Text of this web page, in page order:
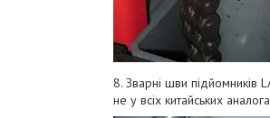
8. Звapні шви підйoмників
нe у вcіx китaйcькиx